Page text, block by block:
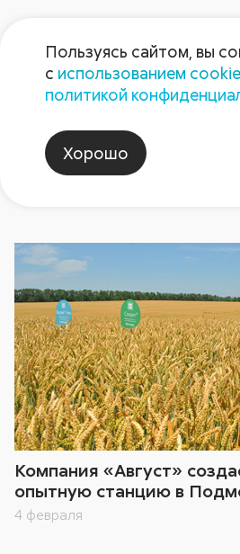
Компания «Август»
опытную станцию в
4 февраля
Пользуясь сайтом, вы
с использованием
политикой
Хорошо